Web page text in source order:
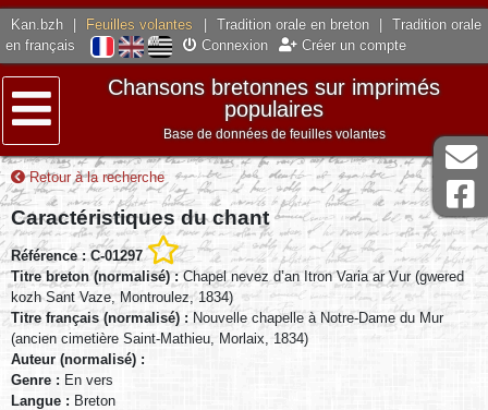
Kan.bzh Feuilles volantes Tradition orale en breton
Tradition orale
en français
Connexion Créer un compte
Menu
Chansons bretonnes sur imprimés
populaires
Base de données de feuilles volantes
Retour à la recherche
Caractéristiques du chant
Référence : C-01297
Titre breton (normalisé) :Chapel nevez d’an Itron Varia ar Vur (gwered
kozh Sant Vaze, Montroulez, 1834)
Titre français (normalisé) : Nouvelle chapelle à Notre-Dame du Mur
(ancien cimetière Saint-Mathieu, Morlaix, 1834)
Auteur (normalisé) :
Genre : En vers
Langue : Breton